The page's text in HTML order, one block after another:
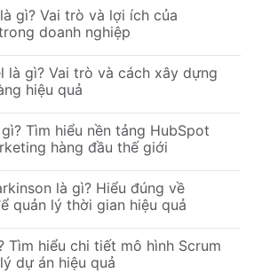
gì? Vai trò và lợi ích của
doanh nghiệp
là gì? Vai trò và cách xây dựng
hiệu quả
Tìm hiểu nền tảng HubSpot
hàng đầu thế giới
là gì? Hiểu đúng về
quản lý thời gian hiệu quả
Tìm hiểu chi tiết mô hình Scrum
dự án hiệu quả